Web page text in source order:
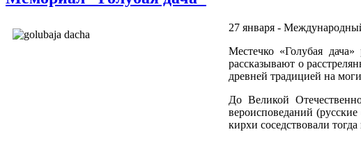
27 января -
Местечко «Голубая
рассказывают о
древней традицией на
До Великой
вероисповеданий
кирхи соседствовали